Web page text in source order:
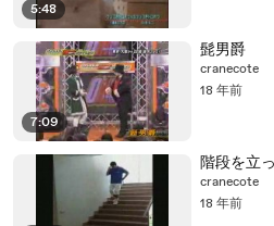
5:48
7:09
髭男爵
cranecote
18 年前
階段を立
cranecote
18 年前